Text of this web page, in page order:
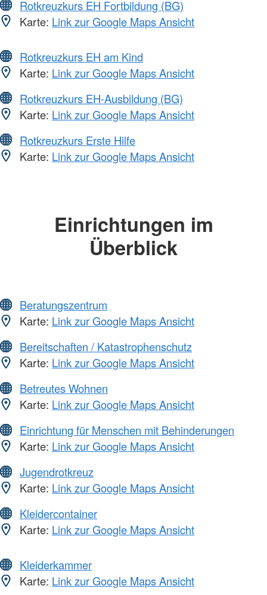
Rotkreuzkurs EH Fortbildung (BG)
Karte: Link zur Google Maps Ansicht
Rotkreuzkurs EH am Kind
Karte: Link zur Google Maps Ansicht
Rotkreuzkurs EH-Ausbildung (BG)
Karte: Link zur Google Maps Ansicht
Rotkreuzkurs Erste Hilfe
Karte: Link zur Google Maps Ansicht
Einrichtungen im
Überblick
Beratungszentrum
Karte: Link zur Google Maps Ansicht
Bereitschaften / Katastrophenschutz
Karte: Link zur Google Maps Ansicht
Betreutes Wohnen
Karte: Link zur Google Maps Ansicht
Einrichtung für Menschen mit Behinderungen
Karte: Link zur Google Maps Ansicht
Jugendrotkreuz
Karte: Link zur Google Maps Ansicht
Kleidercontainer
Karte: Link zur Google Maps Ansicht
Kleiderkammer
Karte: Link zur Google Maps Ansicht